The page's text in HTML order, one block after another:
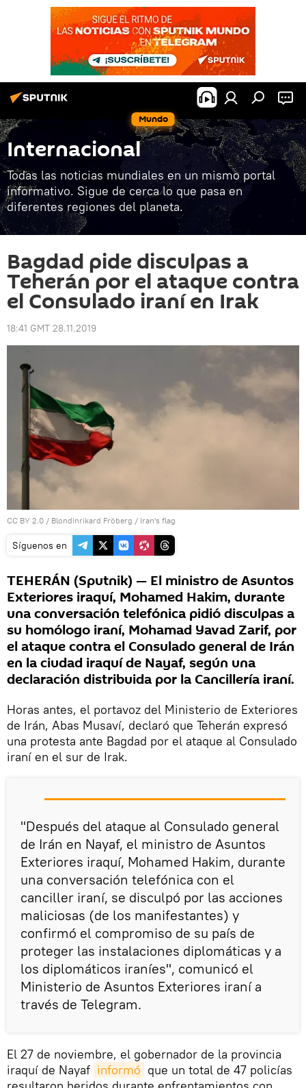
Mundo
Internacional
Todas las noticias mundiales en un mismo portal
informativo. Sigue de cerca lo que pasa en
diferentes regiones del planeta.
Bagdad pide disculpas a
Teherán por el ataque contra
el Consulado iraní en Irak
18:41 GMT 28.11.2019
CC BY 2.0 / Blondinrikard Fröberg / Iran's flag
Síguenos en
TEHERÁN (Sputnik) — El ministro de Asuntos
Exteriores iraquí, Mohamed Hakim, durante
una conversación telefónica pidió disculpas a
su homólogo iraní, Mohamad Yavad Zarif, por
el ataque contra el Consulado general de Irán
en la ciudad iraquí de Nayaf, según una
declaración distribuida por la Cancillería iraní.
Horas antes, el portavoz del Ministerio de Exteriores
de Irán, Abas Musaví, declaró que Teherán expresó
una protesta ante Bagdad por el ataque al Consulado
iraní en el sur de Irak.
"Después del ataque al Consulado general
de Irán en Nayaf, el ministro de Asuntos
Exteriores iraquí, Mohamed Hakim, durante
una conversación telefónica con el
canciller iraní, se disculpó por las acciones
maliciosas (de los manifestantes) y
confirmó el compromiso de su país de
proteger las instalaciones diplomáticas y a
los diplomáticos iraníes", comunicó el
Ministerio de Asuntos Exteriores iraní a
través de Telegram.
El 27 de noviembre, el gobernador de la provincia
iraquí de Nayaf informó que un total de 47 policías